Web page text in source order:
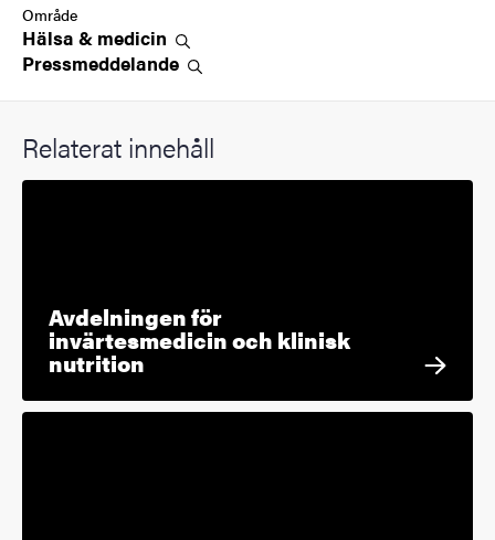
Område
Hälsa & medicin
Pressmeddelande
Relaterat innehåll
Avdelningen för
invärtesmedicin och klinisk
nutrition